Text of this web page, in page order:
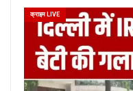
क्राइम LIVE